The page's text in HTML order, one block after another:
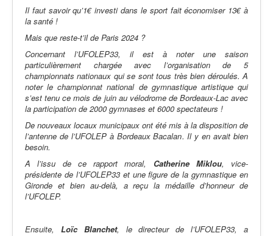
Il faut savoir qu’1€ investi dans le sport fait économiser 13€ à
la santé !
Mais que reste-t’il de Paris 2024 ?
Concernant l’UFOLEP33, il est à noter une saison
particulièrement chargée avec l’organisation de 5
championnats nationaux qui se sont tous très bien déroulés. A
noter le championnat national de gymnastique artistique qui
s’est tenu ce mois de juin au vélodrome de Bordeaux-Lac avec
la participation de 2000 gymnases et 6000 spectateurs !
De nouveaux locaux municipaux ont été mis à la disposition de
l’antenne de l’UFOLEP à Bordeaux Bacalan. Il y en avait bien
besoin.
A l’issu de ce rapport moral, Catherine Miklou, vice-
présidente de l’UFOLEP33 et une figure de la gymnastique en
Gironde et bien au-delà, a reçu la médaille d’honneur de
l’UFOLEP.
Ensuite, Loïc Blanchet, le directeur de l’UFOLEP33, a